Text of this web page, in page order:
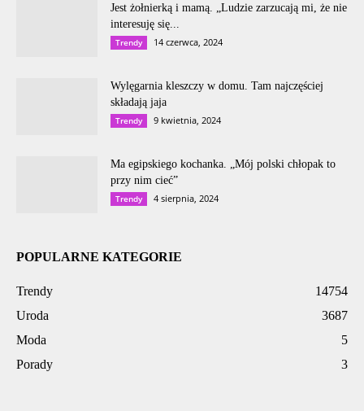
Jest żołnierką i mamą. „Ludzie zarzucają mi, że nie
interesuję się...
Trendy 14 czerwca, 2024
Wylęgarnia kleszczy w domu. Tam najczęściej
składają jaja
Trendy 9 kwietnia, 2024
Ma egipskiego kochanka. „Mój polski chłopak to
przy nim cieć”
Trendy 4 sierpnia, 2024
POPULARNE KATEGORIE
Trendy
14754
Uroda
3687
Moda
5
Porady
3